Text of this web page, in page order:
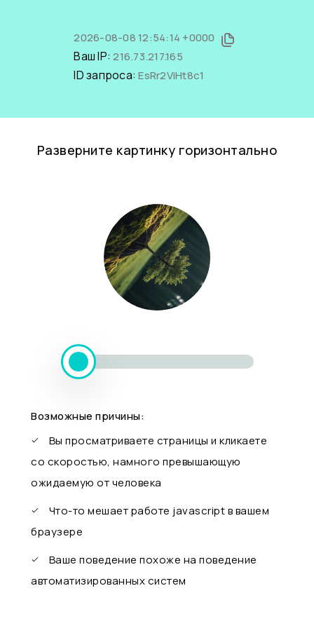
2026-08-08 12:54:14 +0000
Ваш IP:216.73.217.165
ID запроса:EsRr2ViHt8c1
Разверните картинку горизонтально
Возможные причины:
Вы просматриваете страницы и кликаете
со скоростью, намного превышающую
ожидаемую от человека
Что-то мешает работе javascript в вашем
браузере
Ваше поведение похоже на поведение
автоматизированных систем